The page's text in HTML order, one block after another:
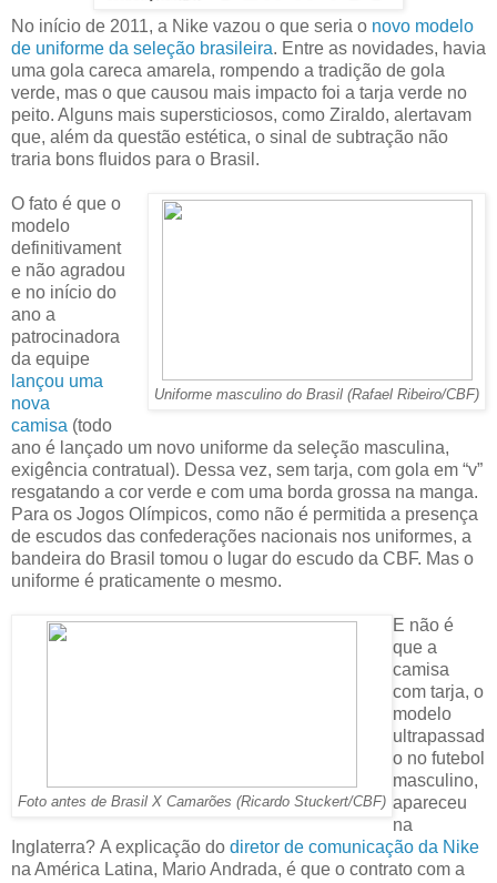
No início de 2011, a Nike vazou o que seria o novo modelo
de uniforme da seleção brasileira. Entre as novidades, havia
uma gola careca amarela, rompendo a tradição de gola
verde, mas o que causou mais impacto foi a tarja verde no
peito. Alguns mais supersticiosos, como Ziraldo, alertavam
que, além da questão estética, o sinal de subtração não
traria bons fluidos para o Brasil.
Uniforme masculino do Brasil (Rafael Ribeiro/CBF)
O fato é que o
modelo
definitivament
e não agradou
e no início do
ano a
patrocinadora
da equipe
lançou uma
nova
camisa (todo
ano é lançado um novo uniforme da seleção masculina,
exigência contratual). Dessa vez, sem tarja, com gola em “v”
resgatando a cor verde e com uma borda grossa na manga.
Para os Jogos Olímpicos, como não é permitida a presença
de escudos das confederações nacionais nos uniformes, a
bandeira do Brasil tomou o lugar do escudo da CBF. Mas o
uniforme é praticamente o mesmo.
Foto antes de Brasil X Camarões (Ricardo Stuckert/CBF)
E não é
que a
camisa
com tarja, o
modelo
ultrapassad
o no futebol
masculino,
apareceu
na
Inglaterra? A explicação do diretor de comunicação da Nike
na América Latina, Mario Andrada, é que o contrato com a